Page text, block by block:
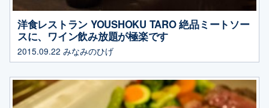
洋食レストラン YOUSHOKU TARO 絶品ミートソー
スに、ワイン飲み放題が極楽です
2015.09.22 みなみのひげ